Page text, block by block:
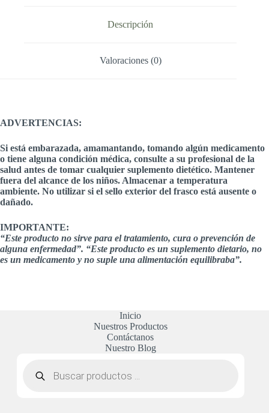
Descripción
Valoraciones (0)
ADVERTENCIAS:
Si está embarazada, amamantando, tomando algún medicamento
o tiene alguna condición médica, consulte a su profesional de la
salud antes de tomar cualquier suplemento dietético. Mantener
fuera del alcance de los niños. Almacenar a temperatura
ambiente. No utilizar si el sello exterior del frasco está ausente o
dañado.
IMPORTANTE:
“Este producto no sirve para el tratamiento, cura o prevención de
alguna enfermedad”. “Este producto es un suplemento dietario, no
es un medicamento y no suple una alimentación equilibraba”.
Inicio
Nuestros Productos
Contáctanos
Nuestro Blog
productos